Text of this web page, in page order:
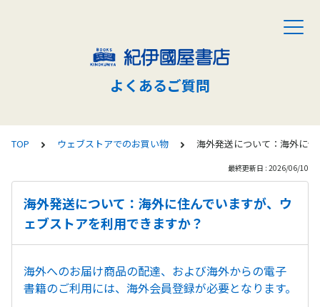
よくあるご質問
TOP ウェブストアでのお買い物 海外発送について：海外に
最終更新日 : 2026/06/10
海外発送について：海外に住んでいますが、ウ
ェブストアを利用できますか？
海外へのお届け商品の配達、および海外からの電子
書籍のご利用には、海外会員登録が必要となります。